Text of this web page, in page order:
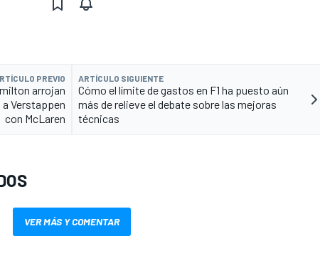
PREVIO
arrojan
Verstappen
con McLaren
ARTÍCULO SIGUIENTE
Cómo el límite de gastos en F1 ha puesto aún
más de relieve el debate sobre las mejoras
técnicas
VER MÁS Y COMENTAR